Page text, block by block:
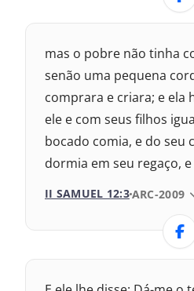
Nova Versão Internacional
2017 – Nova Almeida
1969 – Almeida Revisada e
mas o pobre não tinha
senão uma pequena
comprara e criara; e ela
ele e com seus filhos
bocado comia, e do seu
dormia em seu regaço,
II SAMUEL 12:3 VERSÃO DA BÍBLIA
ARC-2009
VERSÃO